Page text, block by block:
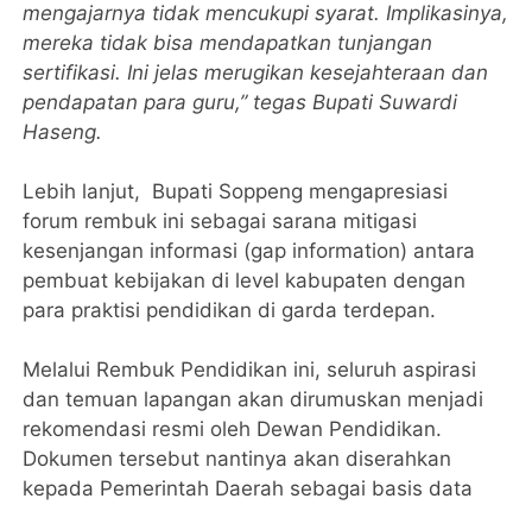
mengajarnya tidak mencukupi syarat. Implikasinya,
mereka tidak bisa mendapatkan tunjangan
sertifikasi. Ini jelas merugikan kesejahteraan dan
pendapatan para guru,” tegas Bupati Suwardi
Haseng.
Lebih lanjut, Bupati Soppeng mengapresiasi
forum rembuk ini sebagai sarana mitigasi
kesenjangan informasi (gap information) antara
pembuat kebijakan di level kabupaten dengan
para praktisi pendidikan di garda terdepan.
Melalui Rembuk Pendidikan ini, seluruh aspirasi
dan temuan lapangan akan dirumuskan menjadi
rekomendasi resmi oleh Dewan Pendidikan.
Dokumen tersebut nantinya akan diserahkan
kepada Pemerintah Daerah sebagai basis data